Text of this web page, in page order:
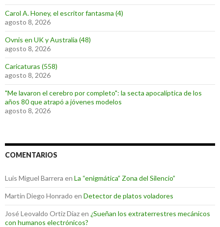
Carol A. Honey, el escritor fantasma (4)
agosto 8, 2026
Ovnis en UK y Australia (48)
agosto 8, 2026
Caricaturas (558)
agosto 8, 2026
"Me lavaron el cerebro por completo": la secta apocalíptica de los
años 80 que atrapó a jóvenes modelos
agosto 8, 2026
COMENTARIOS
Luis Miguel Barrera en La “enigmática” Zona del Silencio”
Martin Diego Honrado en Detector de platos voladores
José Leovaldo Ortiz Díazen ¿Sueñan los extraterrestres mecánicos
con humanos electrónicos?